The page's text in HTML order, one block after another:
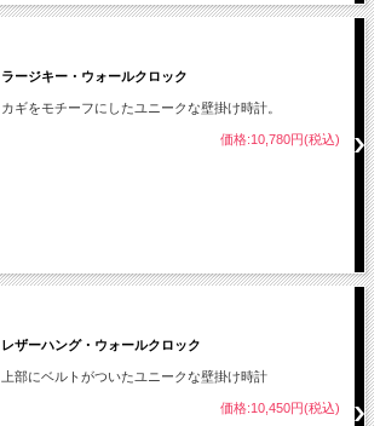
ラージキー・ウォールクロック
カギをモチーフにしたユニークな壁掛け時計。
価格:10,780円(税込)
レザーハング・ウォールクロック
上部にベルトがついたユニークな壁掛け時計
価格:10,450円(税込)